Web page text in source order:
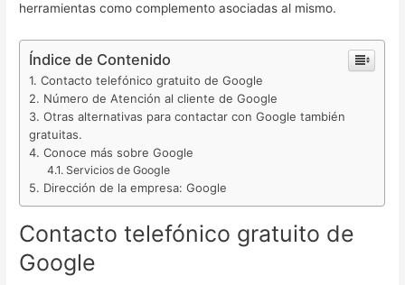
herramientas como complemento asociadas al mismo.
Índice de Contenido
Contacto telefónico gratuito de Google
Número de Atención al cliente de Google
Otras alternativas para contactar con Google también
gratuitas.
Conoce más sobre Google
Servicios de Google
Dirección de la empresa: Google
Contacto telefónico gratuito de
Google